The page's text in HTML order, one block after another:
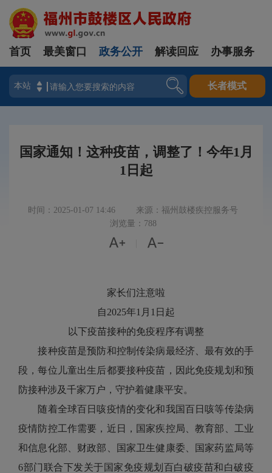
登录
首页 最美窗口 政务公开 解读回应 办事服务
长者模式
国家通知！这种疫苗，调整了！今年1月
1日起
时间：2025-01-07 14:46
来源：福州鼓楼疾控服务号
浏览量：788
 
家长们注意啦
自2025年1月1日起
以下疫苗接种的免疫程序有调整
接种疫苗是预防和控制传染病最经济、最有效的手
段，每位儿童出生后都要接种疫苗，因此免疫规划和预
防接种涉及千家万户，守护着健康平安。
随着全球百日咳疫情的变化和我国百日咳等传染病
疫情防控工作需要，近日，国家疾控局、教育部、工业
和信息化部、财政部、国家卫生健康委、国家药监局等
6部门联合下发关于国家免疫规划百白破疫苗和白破疫